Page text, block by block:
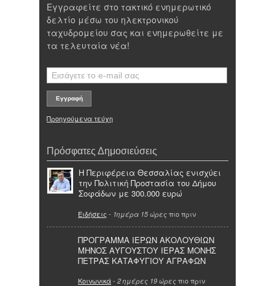
Εγγραφείτε στο τακτικό ενημερωτικό
δελτίο μέσω του ηλεκτρονικού
ταχυδρομείου σας και ενημερωθείτε με
τα τελευταία νέα!
Προηγούμενα τεύχη
Πρόσφατες Δημοσιεύσεις
Η Περιφέρεια Θεσσαλίας ενισχύει
την Πολιτική Προστασία του Δήμου
Σοφάδων με 300.000 ευρώ
Ειδήσεις - 1ημέρα 15 ώρες πιο πριν
ΠΡΟΓΡΑΜΜΑ ΙΕΡΩΝ ΑΚΟΛΟΥΘΙΩΝ
ΜΗΝΟΣ ΑΥΓΟΥΣΤΟΥ ΙΕΡΑΣ ΜΟΝΗΣ
ΠΕΤΡΑΣ ΚΑΤΑΦΥΓΙΟΥ ΑΓΡΑΦΩΝ
Κοινωνικά- 2 ημέρες 19 ώρες πιο πριν